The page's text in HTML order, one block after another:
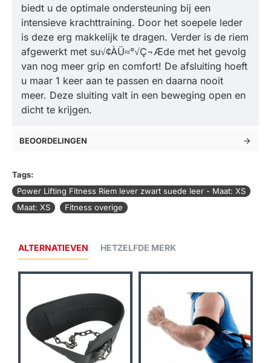
biedt u de optimale ondersteuning bij een
intensieve krachttraining. Door het soepele leder
is deze erg makkelijk te dragen. Verder is de riem
afgewerkt met su√¢ÀÜ≈°√Ç¬Æde met het gevolg
van nog meer grip en comfort! De afsluiting hoeft
u maar 1 keer aan te passen en daarna nooit
meer. Deze sluiting valt in een beweging open en
dicht te krijgen.
BEOORDELINGEN
Tags:
Power Lifting Fitness Riem lever zwart suede leer - Maat: XS
Maat: XS
Fitness overige
ALTERNATIEVEN HETZELFDE MERK